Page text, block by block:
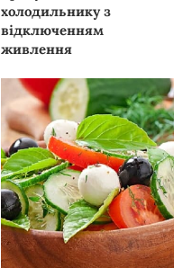
холодильнику з
відключенням
живлення